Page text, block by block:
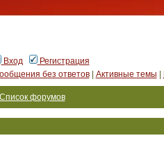
Вход
Регистрация
без ответов| Активные темы
Список форумов